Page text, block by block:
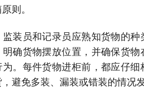
则。
监装员和记录员应熟知货物的
明确货物摆放位置，并确保货
为。每件货物进柜前，都应仔
避免多装、漏装或错装的情况发